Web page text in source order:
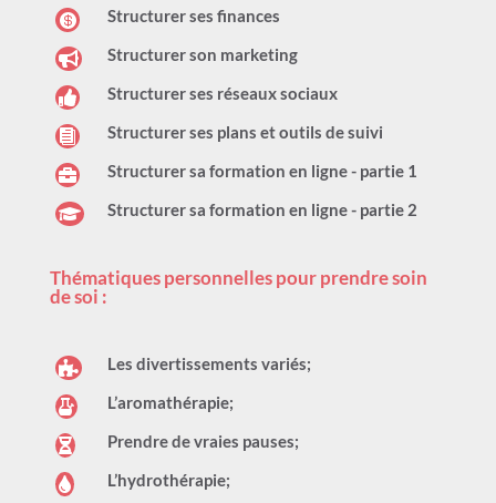
 Structurer ses finances
 Structurer son marketing
 Structurer ses réseaux sociaux
 Structurer ses plans et outils de suivi
 Structurer sa formation en ligne - partie 1
 Structurer sa formation en ligne - partie 2
Thématiques personnelles pour prendre soin
de soi :
 Les divertissements variés;
 L’aromathérapie;
 Prendre de vraies pauses;
 L’hydrothérapie;